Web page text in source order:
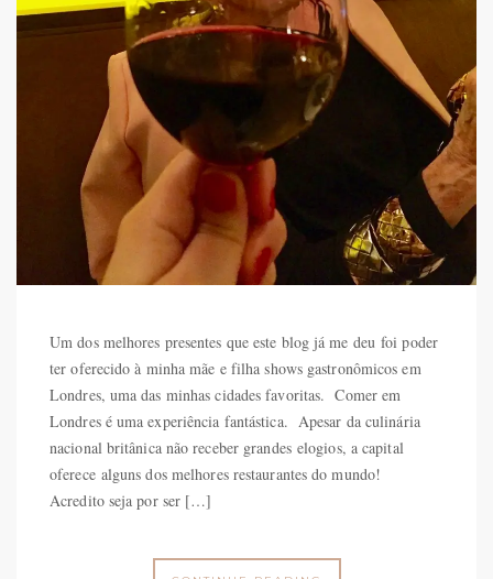
Um dos melhores presentes que este blog já me deu foi poder
ter oferecido à minha mãe e filha shows gastronômicos em
Londres, uma das minhas cidades favoritas. Comer em
Londres é uma experiência fantástica. Apesar da culinária
nacional britânica não receber grandes elogios, a capital
oferece alguns dos melhores restaurantes do mundo!
Acredito seja por ser […]